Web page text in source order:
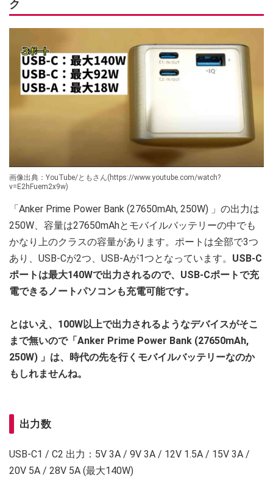
ク
画像出典：YouTube/ともさん(https://www.youtube.com/watch?
v=E2hFuem2x9w)
「Anker Prime Power Bank (27650mAh, 250W) 」の出力は
250W、容量は27650mAhとモバイルバッテリーの中でも
かなり上のクラスの容量があります。ポートは全部で3つ
あり、USB-Cが2つ、USB-Aが1つとなっています。 USB-C
ポートは最大140Wで出力されるので、USB-Cポートで充
電できるノートパソコンも充電可能です。
とはいえ、100W以上で出力されるようなデバイスがそこ
まで無いので「Anker Prime Power Bank (27650mAh,
250W) 」は、時代の先を行くモバイルバッテリーなのか
もしれませんね。
出力数
USB-C1 / C2 出力：5V 3A / 9V 3A / 12V 1.5A / 15V 3A /
20V 5A / 28V 5A (最大140W)